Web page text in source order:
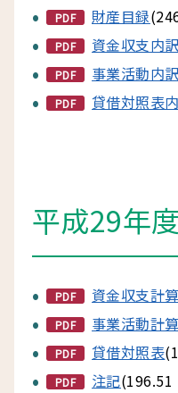
PDF 財産目録
PDF 資金収支内
PDF 事業活動内
PDF 貸借対照表
平成29年度
PDF 資金収支計
PDF 事業活動計
PDF 貸借対照表
PDF 注記(196.51